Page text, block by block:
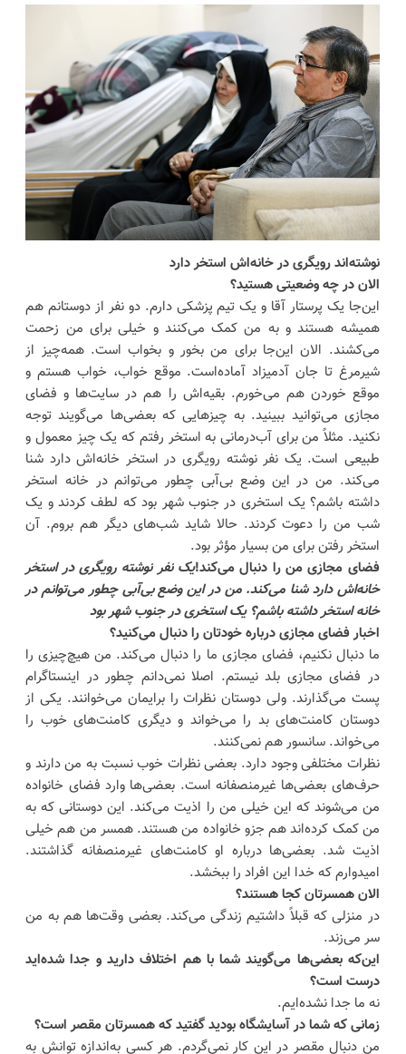
نوشته‌اند رویگری در خانه‌اش استخر دارد
الان در چه وضعیتی هستید؟
این‌جا یک پرستار آقا و یک تیم پزشکی دارم. دو نفر از دوستانم هم
همیشه هستند و به من کمک می‌کنند و خیلی برای من زحمت
می‌کشند. الان این‌جا برای من بخور و بخواب است. همه‌چیز از
شیرمرغ تا جان آدمیزاد آماده‌است. موقع خواب، خواب هستم و
موقع خوردن هم می‌خورم. بقیه‌اش را هم در سایت‌ها و فضای
مجازی می‌توانید ببینید. به چیزهایی که بعضی‌ها می‌گویند توجه
نکنید. مثلاً من برای آب‌درمانی به استخر رفتم که یک چیز معمول و
طبیعی است. یک نفر نوشته رویگری در استخر خانه‌اش دارد شنا
می‌کند. من در این وضع بی‌آبی چطور می‌توانم در خانه استخر
داشته باشم؟ یک استخری در جنوب شهر بود که لطف کردند و یک
شب من را دعوت کردند. حالا شاید شب‌های دیگر هم بروم. آن
استخر رفتن برای من بسیار مؤثر بود.
فضای مجازی من را دنبال می‌کند!یک نفر نوشته رویگری در استخر
خانه‌اش دارد شنا می‌کند. من در این وضع بی‌آبی چطور می‌توانم در
خانه استخر داشته باشم؟ یک استخری در جنوب شهر بود
اخبار فضای مجازی درباره خودتان را دنبال می‌کنید؟
ما دنبال نکنیم، فضای مجازی ما را دنبال می‌کند. من هیچ‌چیزی را
در فضای مجازی بلد نیستم. اصلا نمی‌دانم چطور در اینستاگرام
پست می‌گذارند. ولی دوستان نظرات را برایمان می‌خوانند. یکی از
دوستان کامنت‌های بد را می‌خواند و دیگری کامنت‌های خوب را
می‌خواند. سانسور هم نمی‌کنند.
نظرات مختلفی وجود دارد. بعضی نظرات خوب نسبت به من دارند و
حرف‌های بعضی‌ها غیرمنصفانه است. بعضی‌ها وارد فضای خانواده
من می‌شوند که این خیلی من را اذیت می‌کند. این دوستانی که به
من کمک کرده‌اند هم جزو خانواده‌ من هستند. همسر من هم خیلی
اذیت شد. بعضی‌ها درباره او کامنت‌های غیرمنصفانه گذاشتند.
امیدوارم که خدا این افراد را ببخشد.
الان همسرتان کجا هستند؟
در منزلی که قبلاً داشتیم زندگی می‌کند. بعضی وقت‌ها هم به من
سر می‌زند.
این‌که بعضی‌ها می‌گویند شما با هم اختلاف دارید و جدا شده‌اید
درست است؟
نه ما جدا نشده‌ایم.
زمانی‌ که شما در آسایشگاه بودید گفتید که همسرتان مقصر است؟
من دنبال مقصر در این کار نمی‌گردم. هر کسی به‌اندازه توانش به